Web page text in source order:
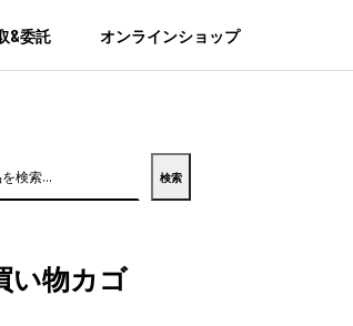
&委託 オンラインショップ
検索
い物カゴ